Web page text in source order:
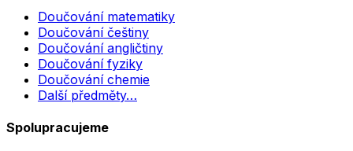
Doučování matematiky
Doučování češtiny
Doučování angličtiny
Doučování fyziky
Doučování chemie
Další předměty…
Spolupracujeme